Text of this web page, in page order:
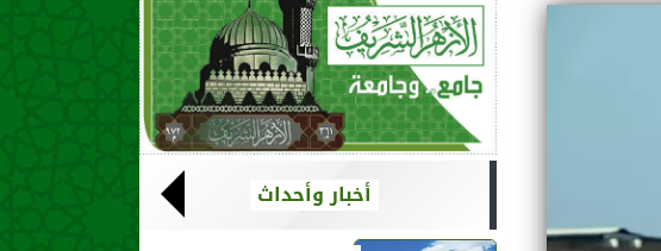
أخبار وأحداث